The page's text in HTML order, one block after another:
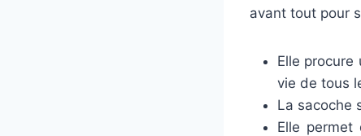
avant tout pour
Elle procure
vie de tous
La sacoche
Elle